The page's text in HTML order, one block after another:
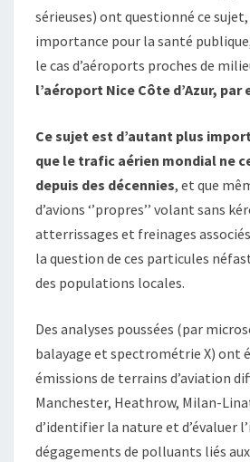
sérieuses) ont questionné ce sujet,
importance pour la santé
le cas d’aéroports proches de
l’aéroport Nice Côte d’Azur, par
Ce sujet est d’autant plus
que le trafic aérien mondial ne
depuis des décennies, et que
d’avions ‘’propres’’ volant sans
atterrissages et freinages
la question de ces particules
des populations locales.
Des analyses poussées (par
balayage et spectrométrie X) ont
émissions de terrains d’aviation
Manchester, Heathrow, Milan-
d’identifier la nature et d’évaluer
dégagements de polluants liés